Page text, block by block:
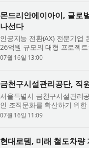
몬드리안에이아이, 글로
나선다
인공지능 전환(AX) 전문기
26억원 규모의 대형 프로젝
정 지원 시스템’ 개발 사업에
07월 16일 13:00
금천구시설관리공단, 직
서울특별시 금천구시설관리
인 조직문화를 확산하기 위
‘2024년 혁신 주니어보드 1기’​
07월 16일 11:09
현대로템, 미래 철도차량